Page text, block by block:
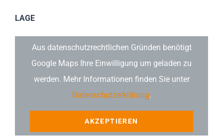
LAGE
Aus datenschutzrechtlichen Gründen benötigt
Google Maps Ihre Einwilligung um geladen zu
werden. Mehr Informationen finden Sie unter
Datenschutzerklärung.
AKZEPTIEREN